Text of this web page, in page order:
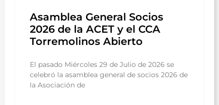
Asamblea General Socios
2026 de la ACET y el CCA
Torremolinos Abierto
El pasado Miércoles 29 de Julio de 2026 se
celebró la asamblea general de socios 2026 de
la Asociación de